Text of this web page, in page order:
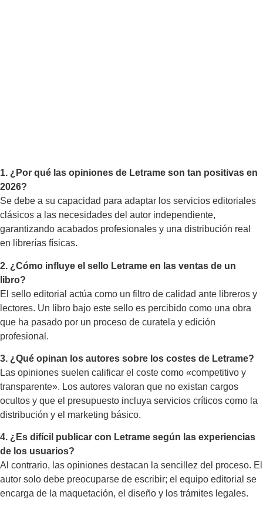
1. ¿Por qué las opiniones de Letrame son tan positivas en
2026?
Se debe a su capacidad para adaptar los servicios editoriales
clásicos a las necesidades del autor independiente,
garantizando acabados profesionales y una distribución real
en librerías físicas.
2. ¿Cómo influye el sello Letrame en las ventas de un
libro?
El sello editorial actúa como un filtro de calidad ante libreros y
lectores. Un libro bajo este sello es percibido como una obra
que ha pasado por un proceso de curatela y edición
profesional.
3. ¿Qué opinan los autores sobre los costes de Letrame?
Las opiniones suelen calificar el coste como «competitivo y
transparente». Los autores valoran que no existan cargos
ocultos y que el presupuesto incluya servicios críticos como la
distribución y el marketing básico.
4. ¿Es difícil publicar con Letrame según las experiencias
de los usuarios?
Al contrario, las opiniones destacan la sencillez del proceso. El
autor solo debe preocuparse de escribir; el equipo editorial se
encarga de la maquetación, el diseño y los trámites legales.